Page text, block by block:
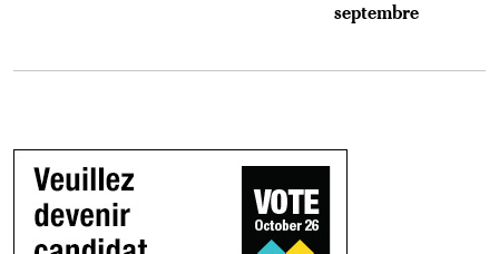
septembre